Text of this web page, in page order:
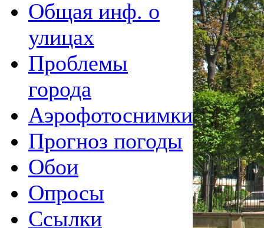
Общая инф. о
улицах
Проблемы
города
Аэрофотоснимки
Прогноз погоды
Обои
Опросы
Ссылки